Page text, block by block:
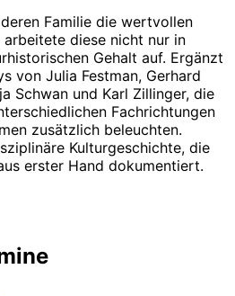
Familie die wertvollen
diese nicht nur in
Gehalt auf. Ergänzt
von Julia Festman, Gerhard
Schwan und Karl Zillinger, die
Fachrichtungen
zusätzlich beleuchten.
Kulturgeschichte, die
erster Hand dokumentiert.